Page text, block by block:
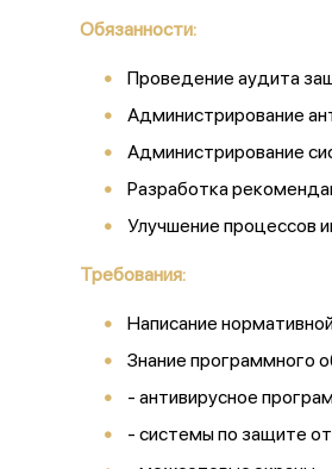
Обязанности:
Проведение аудита
Администрирование
Администрирование
Разработка
Улучшение процессов
Требования:
Написание
Знание программного
- антивирусное
- системы по защите